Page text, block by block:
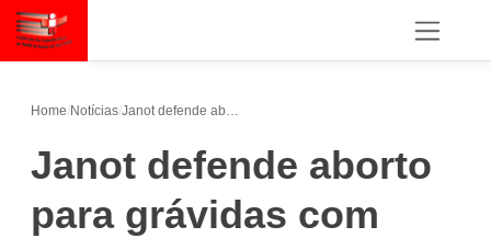
Home/Notícias/
Janot defende aborto
para grávidas com